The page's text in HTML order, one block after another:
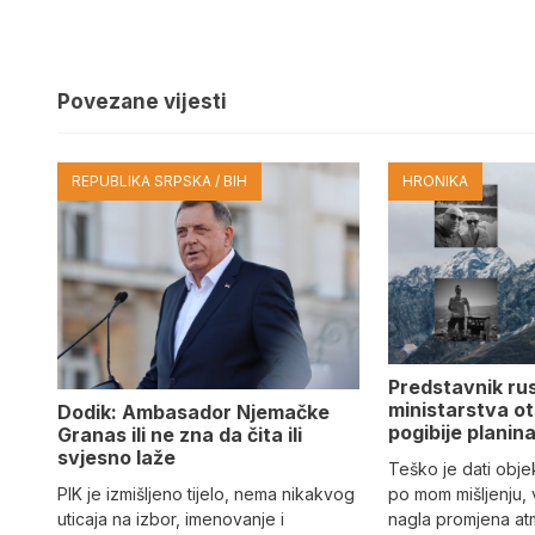
Povezane vijesti
REPUBLIKA SRPSKA / BIH
Dodik: Ambasador Njemačke
Granas ili ne zna da čita ili
svjesno laže
PIK je izmišljeno tijelo, nema nikakvog
uticaja na izbor, imenovanje i
HRONIKA
Predstavnik
ministarstva
pogibije
Teško je dati
po mom mišljenju,
nagla promjena